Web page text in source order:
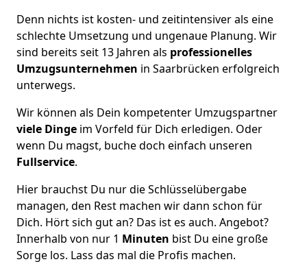
Denn nichts ist kosten- und zeitintensiver als eine
schlechte Umsetzung und ungenaue Planung. Wir
sind bereits seit 13 Jahren als professionelles
Umzugsunternehmen in Saarbrücken erfolgreich
unterwegs.
Wir können als Dein kompetenter Umzugspartner
viele Dinge im Vorfeld für Dich erledigen. Oder
wenn Du magst, buche doch einfach unseren
Fullservice.
Hier brauchst Du nur die Schlüsselübergabe
managen, den Rest machen wir dann schon für
Dich. Hört sich gut an? Das ist es auch. Angebot?
Innerhalb von nur 1 Minuten bist Du eine große
Sorge los. Lass das mal die Profis machen.